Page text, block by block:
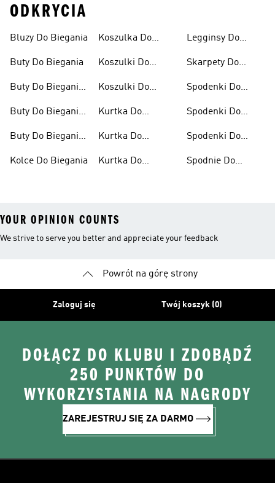
ODKRYCIA
Bluzy Do Biegania
Buty Do Biegania
Buty Do Biegania
Buty Do Biegania
Buty Do Biegania
Kolce Do Biegania
Koszulka Do
Koszulki Do
Koszulki Do
Kurtka Do
Kurtka Do
Kurtka Do
Legginsy Do
Skarpety Do
Spodenki Do
Spodenki Do
Spodenki Do
Spodnie Do
YOUR OPINION COUNTS
We strive to serve you better and appreciate your feedback
Powrót na górę strony
Zaloguj się Twój koszyk (0)
DOŁĄCZ DO KLUBU I ZDOBĄDŹ
250 PUNKTÓW DO
WYKORZYSTANIA NA NAGRODY
ZAREJESTRUJ SIĘ ZA DARMO